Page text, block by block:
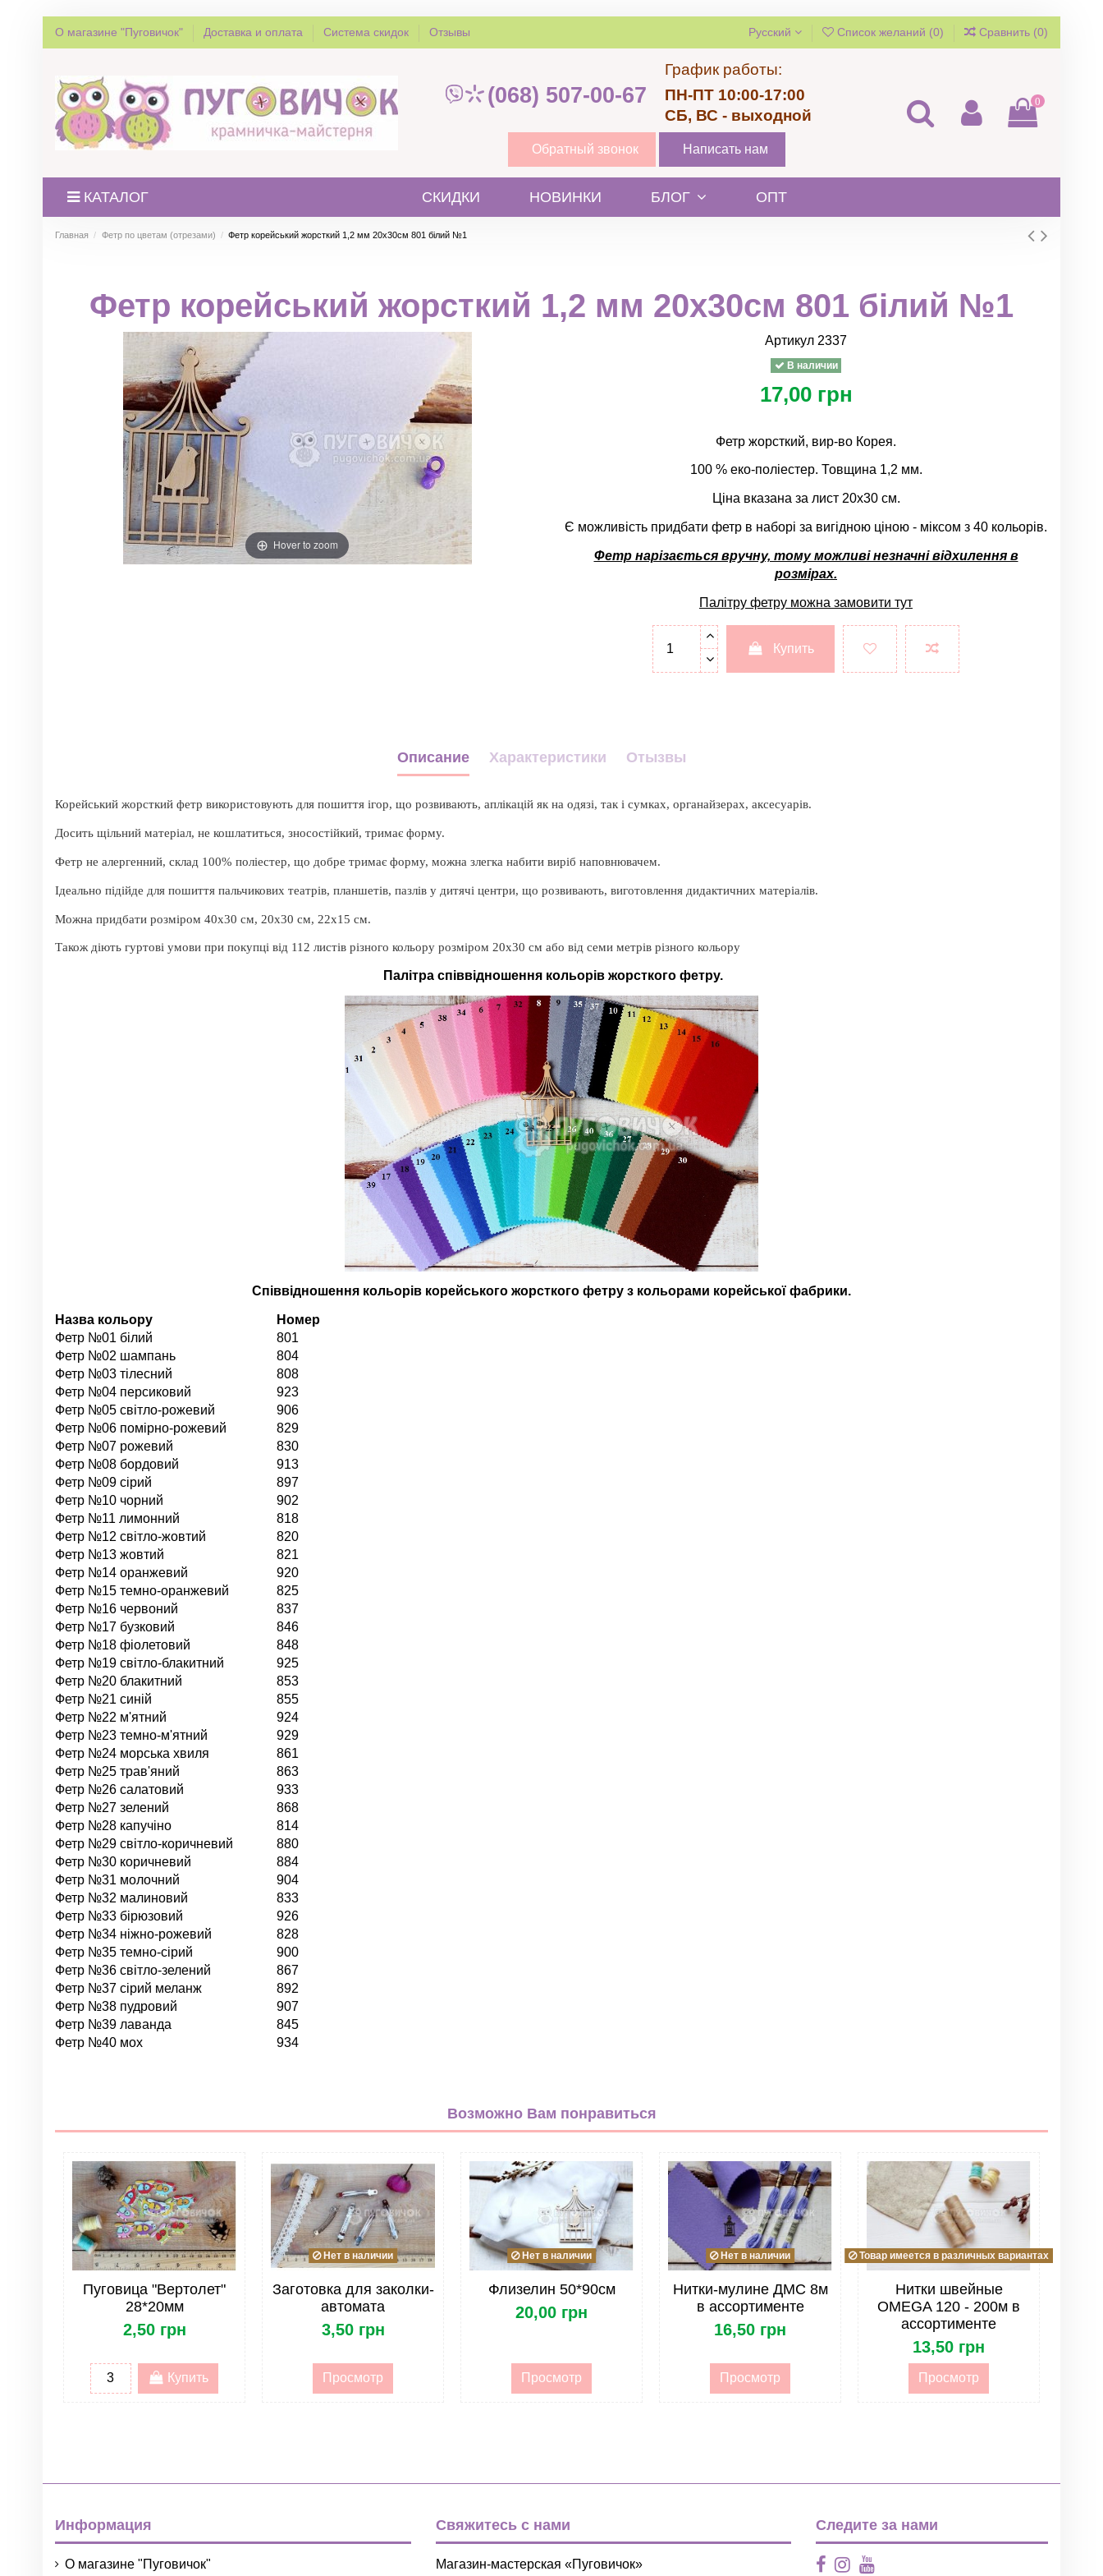
О магазине "Пуговичок" Доставка и оплата Система скидок Отзывы Русский Список желаний (0) Сравнить (0)
(068) 507-00-67
График работы:
ПН-ПТ 10:00-17:00
СБ, ВС - выходной
Обратный звонок Написать нам
0
КАТАЛОГ СКИДКИ НОВИНКИ БЛОГ ОПТ
Главная Фетр по цветам (отрезами) Фетр корейський жорсткий 1,2 мм 20х30см 801 білий №1
Фетр корейський жорсткий 1,2 мм 20х30см 801 білий №1
Hover to zoom
Артикул 2337
В наличии
17,00 грн
Фетр жорсткий, вир-во Корея.
100 % еко-поліестер. Товщина 1,2 мм.
Ціна вказана за лист 20х30 см.
Є можливість придбати фетр в наборі за вигідною ціною - міксом з 40 кольорів.
Фетр нарізається вручну, тому можливі незначні відхилення в
розмірах.
Палітру фетру можна замовити тут
Купить
Описание Характеристики Отызвы
Корейський жорсткий фетр використовують для пошиття ігор, що розвивають, аплікацій як на одязі, так і сумках, органайзерах, аксесуарів.
Досить щільний матеріал, не кошлатиться, зносостійкий, тримає форму.
Фетр не алергенний, склад 100% поліестер, що добре тримає форму, можна злегка набити виріб наповнювачем.
Ідеально підійде для пошиття пальчикових театрів, планшетів, пазлів у дитячі центри, що розвивають, виготовлення дидактичних матеріалів.
Можна придбати розміром 40х30 см, 20х30 см, 22х15 см.
Також діють гуртові умови при покупці від 112 листів різного кольору розміром 20х30 см або від семи метрів різного кольору
Палітра співвідношення кольорів жорсткого фетру.
Співвідношення кольорів корейського жорсткого фетру з кольорами корейської фабрики.
Назва кольору
Номер
Фетр №01 білий
801
Фетр №02 шампань
804
Фетр №03 тілесний
808
Фетр №04 персиковий
923
Фетр №05 світло-рожевий
906
Фетр №06 помірно-рожевий
829
Фетр №07 рожевий
830
Фетр №08 бордовий
913
Фетр №09 сірий
897
Фетр №10 чорний
902
Фетр №11 лимонний
818
Фетр №12 світло-жовтий
820
Фетр №13 жовтий
821
Фетр №14 оранжевий
920
Фетр №15 темно-оранжевий
825
Фетр №16 червоний
837
Фетр №17 бузковий
846
Фетр №18 фіолетовий
848
Фетр №19 світло-блакитний
925
Фетр №20 блакитний
853
Фетр №21 синій
855
Фетр №22 м'ятний
924
Фетр №23 темно-м'ятний
929
Фетр №24 морська хвиля
861
Фетр №25 трав'яний
863
Фетр №26 салатовий
933
Фетр №27 зелений
868
Фетр №28 капучіно
814
Фетр №29 світло-коричневий
880
Фетр №30 коричневий
884
Фетр №31 молочний
904
Фетр №32 малиновий
833
Фетр №33 бірюзовий
926
Фетр №34 ніжно-рожевий
828
Фетр №35 темно-сірий
900
Фетр №36 світло-зелений
867
Фетр №37 сірий меланж
892
Фетр №38 пудровий
907
Фетр №39 лаванда
845
Фетр №40 мох
934
Страна Корея
Жесткость фетра Жесткий
Опт опт
Фетр/Войлок. Тип Фетр/Войлок
Фетр/Войлок. Размер 20*30 см
Фетр/Войлок. Оптовая продажа
ОПТ. Тип товара Фетр и войлок
ОПТ. Группа товара Фетр и войлок
Возможно Вам понравиться
Пуговица "Вертолет"
28*20мм
2,50 грн
Купить
Нет в наличии
Заготовка для заколки-
автомата
3,50 грн
Просмотр
Нет в наличии
Флизелин 50*90см
20,00 грн
Просмотр
Нет в наличии
Нитки-мулине ДМС 8м
в ассортименте
16,50 грн
Просмотр
Товар имеется в различных вариантах
Нитки швейные
OMEGA 120 - 200м в
ассортименте
13,50 грн
Просмотр
Информация
О магазине "Пуговичок"
Свяжитесь с нами
Магазин-мастерская «Пуговичок»
Следите за нами